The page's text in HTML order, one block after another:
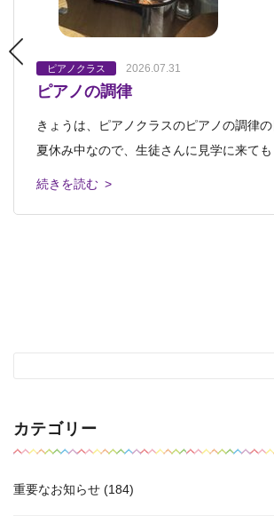
ピアノクラス 2026.07.31
ピアノの調律
きょうは、ピアノクラスのピアノの調律
夏休み中なので、生徒さんに見学に来ても
続きを読む >
オンラインぱお プレプチ
ジュニアクラス
科 ロボット教室 ピアノクラス
ありがとう2023 よろしく2024
私達が齢33で立ち上げた造形教室「アトリ
プレプチ プチクラス
中高生クラス・おとなクラス
室 ピアノクラス 2023.12.31
2023年忘年会～ 2024年も進化
ピアノクラス 会員さんへのお知らせ
ピアノクラスの発表会 プログラ
した♪
ピアノクラス発表会のプログラムができ
楽の礎を築いた古い時代の
ピアノクラス 2023.03.21
もうすぐピアノクラスの発表会♪
ピアノクラスの溝尻雅子です。こんにち
アノクラスの発表会です。 ピアノを
続きを読む >
カテゴリー
重要なお知らせ (184)